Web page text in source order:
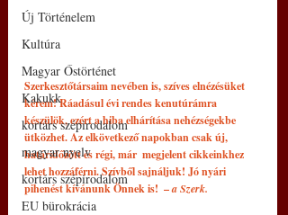
Új Történelem
Kultúra
Magyar Őstörténet
Kakukk
kortárs szépirodalom
magyar nyelv
kortárs szépirodalom
EU bürokrácia
Szerkesztőtársaim nevében is, szíves elnézésüket
kérem! Ráadásul évi rendes kenutúrámra
készülök, ezért a hiba elhárítása nehézségekbe
ütközhet. Az elkövetkező napokban csak új,
határidőzött és régi, már  megjelent cikkeinkhez
lehet hozzáférni. Szívből sajnáljuk! Jó nyári
pihenést kívánunk Önnek is!  – a Szerk.